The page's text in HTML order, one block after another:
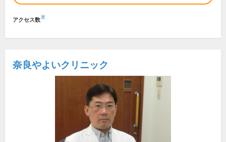
アクセス数※
奈良やよいクリニック